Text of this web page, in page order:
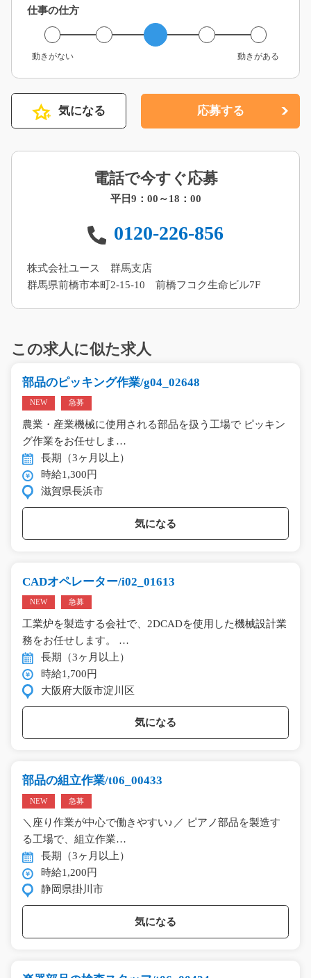
仕事の仕方
動きがない 動きがある
気になる 応募する
電話で今すぐ応募
平日9：00～18：00
0120-226-856
株式会社ユース 群馬支店
群馬県前橋市本町2-15-10 前橋フコク生命ビル7F
この求人に似た求人
部品のピッキング作業/g04_02648
NEW 急募
農業・産業機械に使用される部品を扱う工場で ピッキン
グ作業をお任せしま…
長期（3ヶ月以上）
時給1,300円
滋賀県長浜市
気になる
CADオペレーター/i02_01613
NEW 急募
工業炉を製造する会社で、2DCADを使用した機械設計業
務をお任せします。 …
長期（3ヶ月以上）
時給1,700円
大阪府大阪市淀川区
気になる
部品の組立作業/t06_00433
NEW 急募
＼座り作業が中心で働きやすい♪／ ピアノ部品を製造す
る工場で、組立作業…
長期（3ヶ月以上）
時給1,200円
静岡県掛川市
気になる